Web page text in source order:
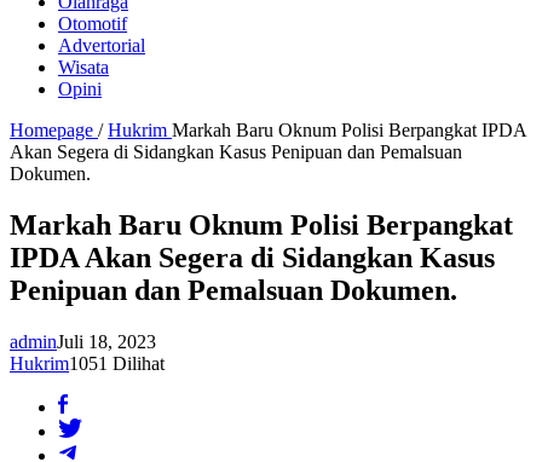
Otomotif
Advertorial
Wisata
Opini
Homepage / Hukrim Markah Baru Oknum Polisi Berpangkat IPDA
Akan Segera di Sidangkan Kasus Penipuan dan Pemalsuan
Dokumen.
Markah Baru Oknum Polisi Berpangkat
IPDA Akan Segera di Sidangkan Kasus
Penipuan dan Pemalsuan Dokumen.
adminJuli 18, 2023
Hukrim1051 Dilihat